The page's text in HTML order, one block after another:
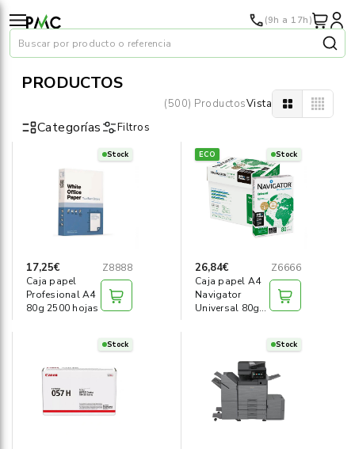
Papel ›
Material oficina ›
Tinta y tóner
Informática
Mobiliario ›
(9h a 17h)
Buscar por producto o referencia
PRODUCTOS
Categorías Filtros
(500) ProductosVista
Stock
17,25€
Z8888
Caja papel
Profesional A4
80g 2500 hojas
ECO Stock
26,84€
Z6666
Caja papel A4
Navigator
Universal 80g
Stock Stock